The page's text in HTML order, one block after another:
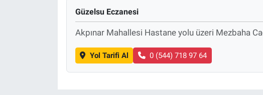
Güzelsu Eczanesi
Akpınar Mahallesi Hastane yolu üzeri Mezbaha
Yol Tarifi Al 0 (544) 718 97 64